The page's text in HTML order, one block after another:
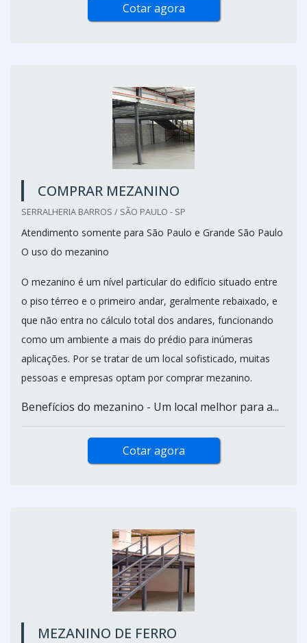
Cotar agora
COMPRAR MEZANINO
SERRALHERIA BARROS / SÃO PAULO - SP
Atendimento somente para São Paulo e Grande São Paulo
O uso do mezanino
O mezanino é um nível particular do edifício situado entre
o piso térreo e o primeiro andar, geralmente rebaixado, e
que não entra no cálculo total dos andares, funcionando
como um ambiente a mais do prédio para inúmeras
aplicações. Por se tratar de um local sofisticado, muitas
pessoas e empresas optam por comprar mezanino.
Benefícios do mezanino - Um local melhor para a...
Cotar agora
MEZANINO DE FERRO